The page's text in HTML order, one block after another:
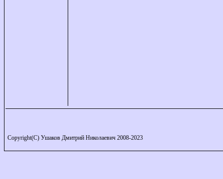
Copyright(C) Ушаков Дмитрий Николаевич 2008-2023